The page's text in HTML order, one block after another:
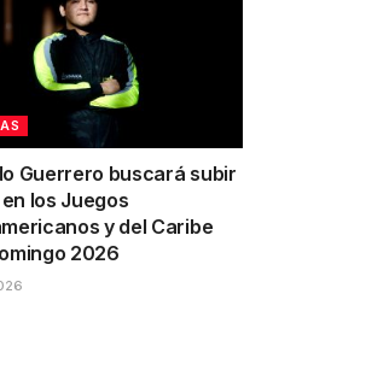
Guerrero buscará subir
los Juegos
y del Caribe
2026